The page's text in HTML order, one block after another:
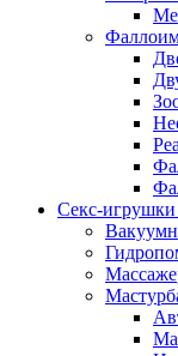
Секс-